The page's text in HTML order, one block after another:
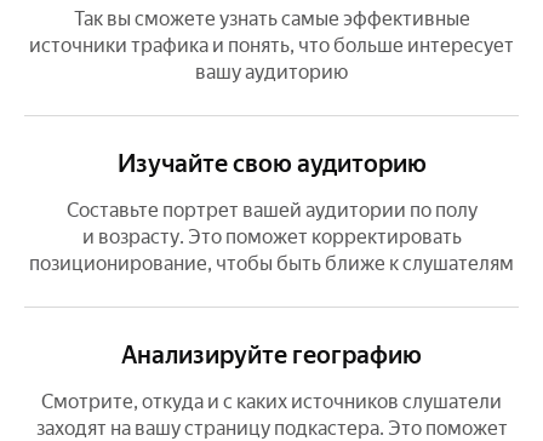
Так вы сможете узнать самые эффективные
источники трафика и понять, что больше интересует
вашу аудиторию
Изучайте свою аудиторию
Составьте портрет вашей аудитории по полу
и возрасту. Это поможет корректировать
позиционирование, чтобы быть ближе к слушателям
Анализируйте географию
Смотрите, откуда и с каких источников слушатели
заходят на вашу страницу подкастера. Это поможет